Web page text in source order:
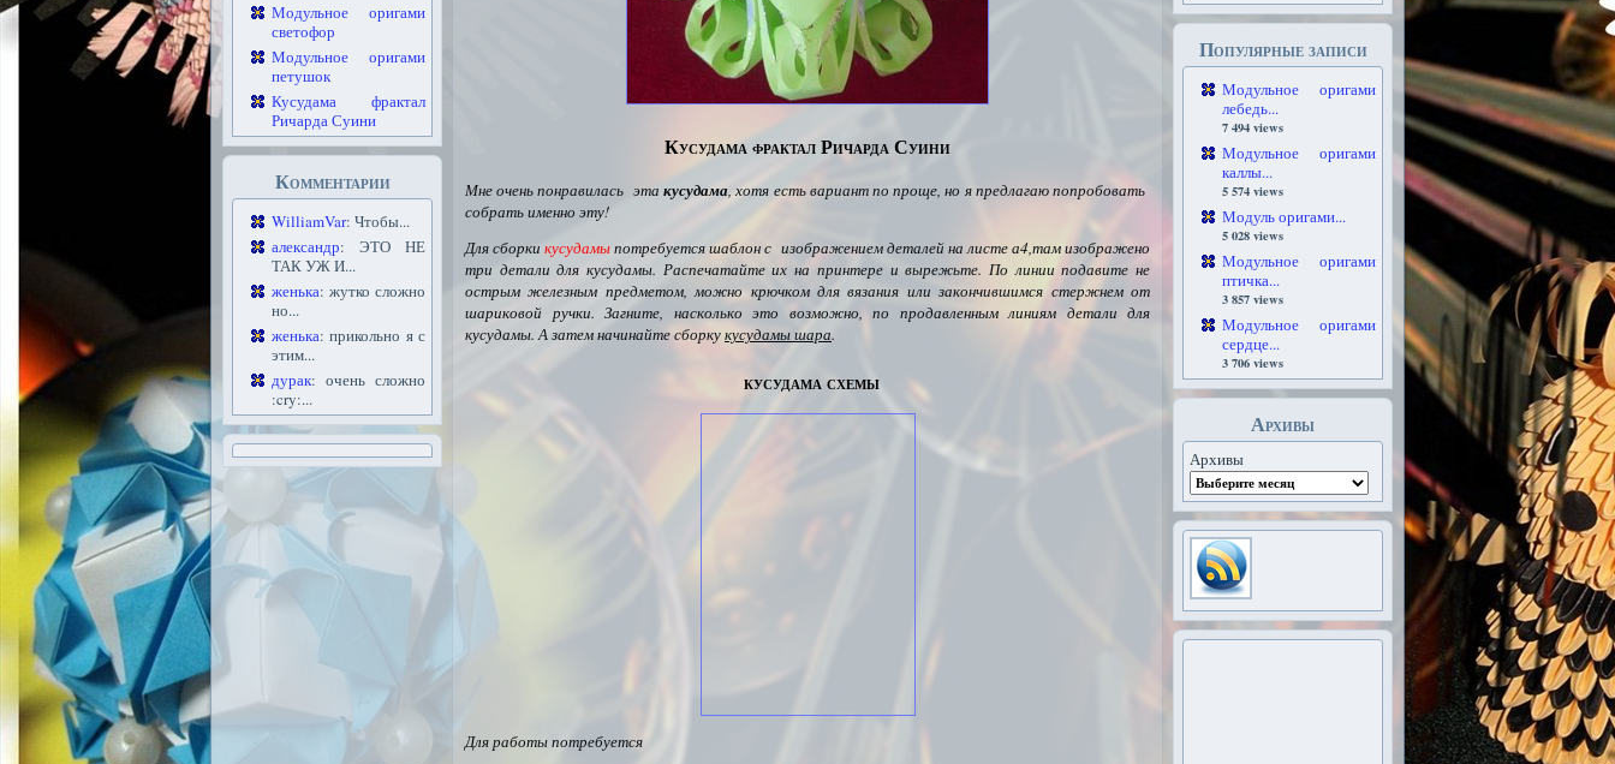
Модульное оригами
светофор
Модульное оригами
петушок
Кусудама фрактал
Ричарда Суини
Комментарии
WilliamVar: Чтобы...
александр: ЭТО НЕ
ТАК УЖ И...
женька: жутко сложно
но...
женька: прикольно я с
этим...
дурак: очень сложно
:cry:...
Кусудама фрактал Ричарда Суини
Мне очень понравилась этакусудама, хотя есть вариант по проще, но я предлагаю попробовать
собрать именно эту!
Для сборкикусудамыпотребуется шаблон с изображением деталей на листе а4,там изображено
три детали для кусудамы. Распечатайте их на принтере и вырежьте. По линии подавите не
острым железным предметом, можно крючком для вязания или закончившимся стержнем от
шариковой ручки. Загните, насколько это возможно, по продавленным линиям детали для
кусудамы. А затем начинайте сборкукусудамы шара.
кусудама схемы
Для работы потребуется
Популярные записи
Модульное оригами
лебедь...
7 494 views
Модульное оригами
каллы...
5 574 views
Модуль оригами...
5 028 views
Модульное оригами
птичка...
3 857 views
Модульное оригами
сердце...
3 706 views
Архивы
Архивы